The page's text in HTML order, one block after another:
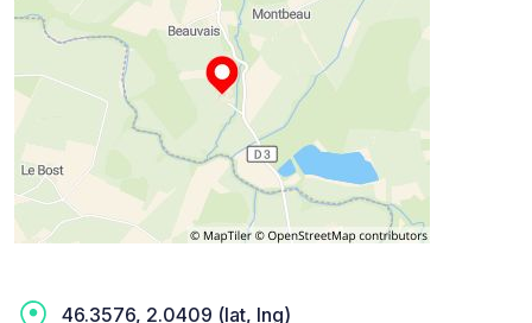
46.3576, 2.0409 (lat, lng)